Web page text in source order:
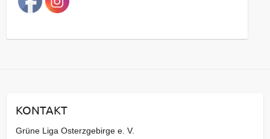
g
a
v
KONTAKT
Grüne Liga Osterzgebirge e. V.